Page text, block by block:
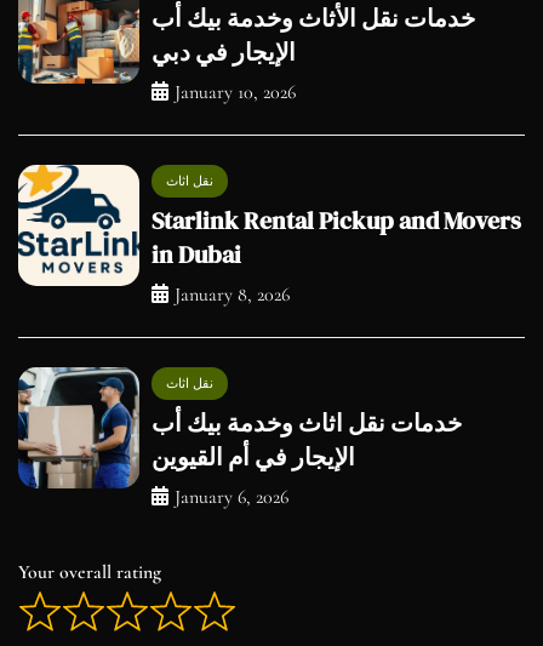
خدمات نقل الأثاث وخدمة بيك أب
الإيجار في دبي
January 10, 2026
نقل اثاث
Starlink Rental Pickup and Movers
in Dubai
January 8, 2026
نقل اثاث
خدمات نقل اثاث وخدمة بيك أب
الإيجار في أم القيوين
January 6, 2026
Your overall rating